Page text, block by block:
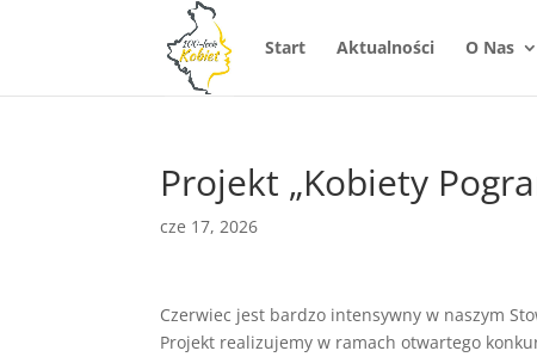
Start Aktualności O Nas
Projekt „Kobiety
cze 17, 2026
Czerwiec jest bardzo intensywny w naszym
Projekt realizujemy w ramach otwartego